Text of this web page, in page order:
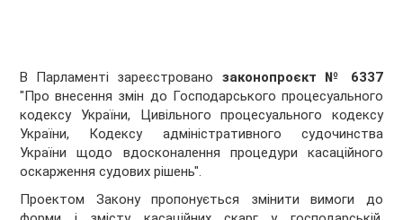
В Парламенті зареєстровано законопроєкт № 6337
"Про внесення змін до Господарського процесуального
кодексу України, Цивільного процесуального кодексу
України, Кодексу адміністративного судочинства
України щодо вдосконалення процедури касаційного
оскарження судових рішень".
Проектом Закону пропонується змінити вимоги до